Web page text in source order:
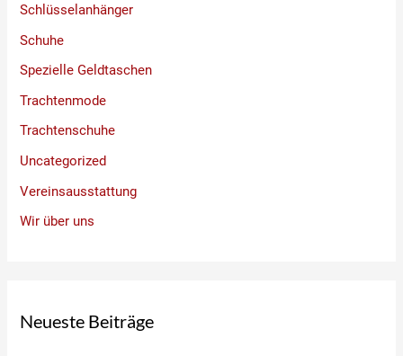
Schlüsselanhänger
Schuhe
Spezielle Geldtaschen
Trachtenmode
Trachtenschuhe
Uncategorized
Vereinsausstattung
Wir über uns
Neueste Beiträge